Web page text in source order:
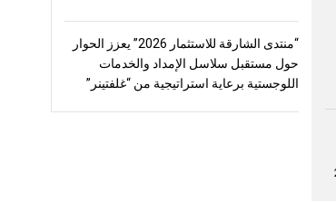
“منتدى الشارقة للاستثمار 2026” يعزز الحوار
حول مستقبل سلاسل الإمداد والخدمات
اللوجستية برعاية استراتيجية من “غلفتينر”